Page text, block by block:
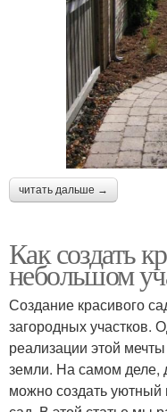
читать дальше →
Как создать
небольшом
Создание красивого
загородных участков.
реализации этой
земли. На самом деле,
можно создать уютный